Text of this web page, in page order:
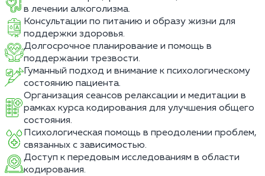
в лечении алкоголизма.
Консультации по питанию и образу жизни для
поддержки здоровья.
Долгосрочное планирование и помощь в
поддержании трезвости.
Гуманный подход и внимание к психологическому
состоянию пациента.
Организация сеансов релаксации и медитации в
рамках курса кодирования для улучшения общего
состояния.
Психологическая помощь в преодолении проблем,
связанных с зависимостью.
Доступ к передовым исследованиям в области
кодирования.